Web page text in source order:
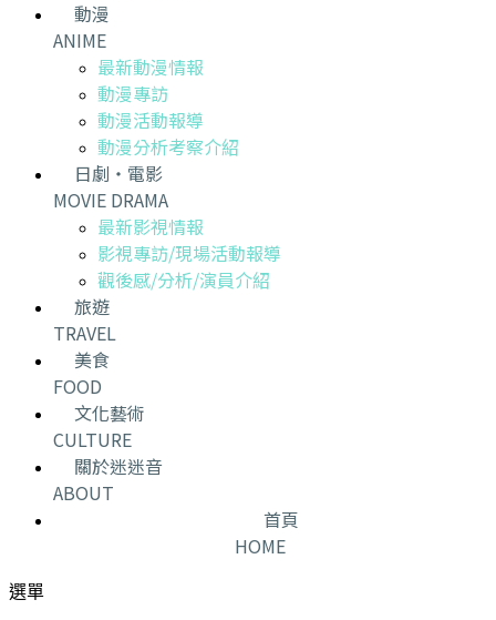
動漫
ANIME
最新動漫情報
動漫專訪
動漫活動報導
動漫分析考察介紹
日劇・電影
MOVIE DRAMA
最新影視情報
影視專訪/現場活動報導
觀後感/分析/演員介紹
旅遊
TRAVEL
美食
FOOD
文化藝術
CULTURE
關於迷迷音
ABOUT
首頁
HOME
選單